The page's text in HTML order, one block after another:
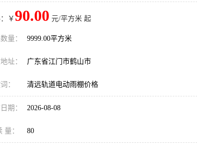
￥ 90.00 元/平方米 起
量： 9999.00平方米
址： 广东省江门市鹤山市
： 清远轨道电动雨棚价格
期： 2026-08-08
量： 80